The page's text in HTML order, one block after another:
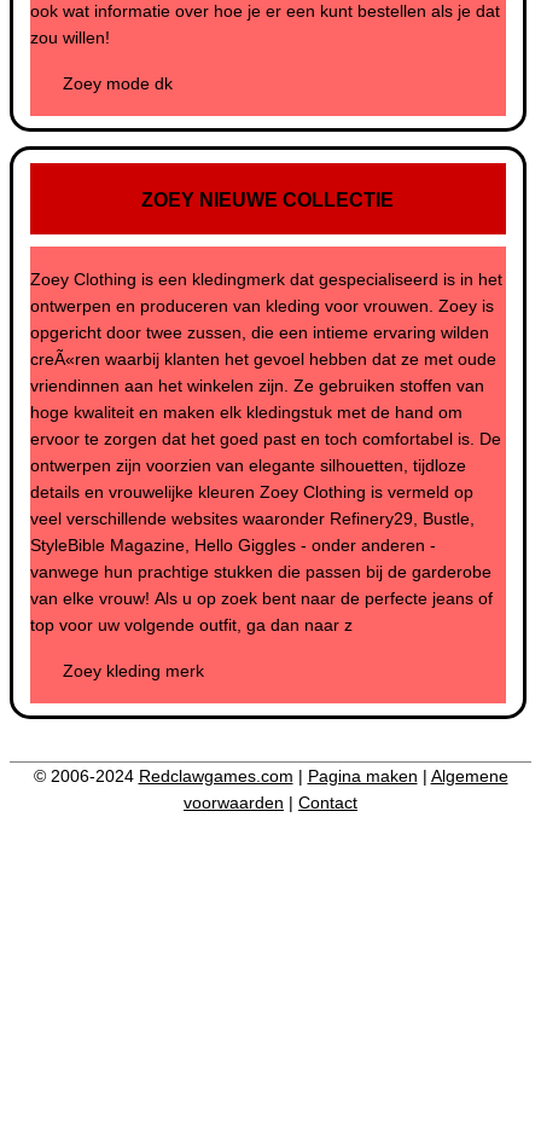
ook wat informatie over hoe je er een kunt bestellen als je dat
zou willen!
Zoey mode dk
ZOEY NIEUWE COLLECTIE
Zoey Clothing is een kledingmerk dat gespecialiseerd is in het
ontwerpen en produceren van kleding voor vrouwen. Zoey is
opgericht door twee zussen, die een intieme ervaring wilden
creÃ«ren waarbij klanten het gevoel hebben dat ze met oude
vriendinnen aan het winkelen zijn. Ze gebruiken stoffen van
hoge kwaliteit en maken elk kledingstuk met de hand om
ervoor te zorgen dat het goed past en toch comfortabel is. De
ontwerpen zijn voorzien van elegante silhouetten, tijdloze
details en vrouwelijke kleuren Zoey Clothing is vermeld op
veel verschillende websites waaronder Refinery29, Bustle,
StyleBible Magazine, Hello Giggles - onder anderen -
vanwege hun prachtige stukken die passen bij de garderobe
van elke vrouw! Als u op zoek bent naar de perfecte jeans of
top voor uw volgende outfit, ga dan naar z
Zoey kleding merk
© 2006-2024 Redclawgames.com | Pagina maken | Algemene
voorwaarden | Contact